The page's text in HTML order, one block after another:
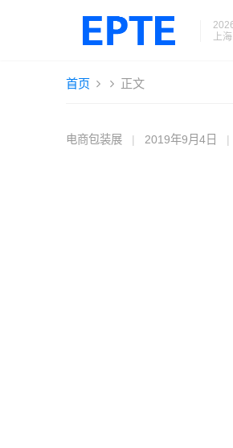
上
首页 正文
电商包装展 | 2019年9月4日 |